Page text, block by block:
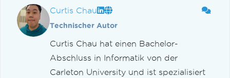
Curtis Chau
Technischer Autor
Curtis Chau hat einen Bachelor-
Abschluss in Informatik von der
Carleton University und ist spezialisiert